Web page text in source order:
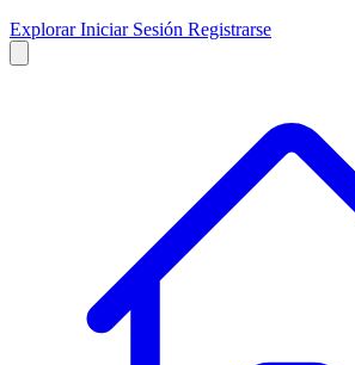
ExplorarIniciar Sesión Registrarse